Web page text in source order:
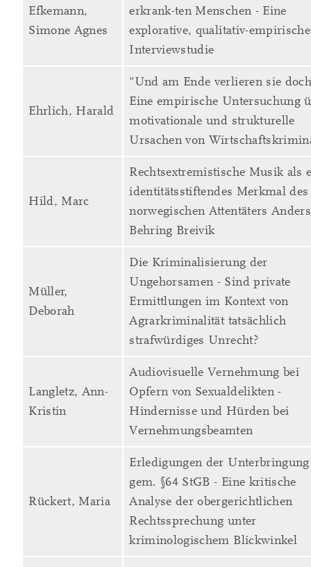
Efkemann,
Simone Agnes
erkrank-ten Menschen - Eine
explorative, qualitativ-empirische
Interviewstudie
Ehrlich, Harald
"Und am Ende verlieren sie
Eine empirische Untersuchung
motivationale und strukturelle
Ursachen von
Hild, Marc
Rechtsextremistische Musik als
identitätsstiftendes Merkmal des
norwegischen Attentäters Anders
Behring Breivik
Müller,
Deborah
Die Kriminalisierung der
Ungehorsamen - Sind private
Ermittlungen im Kontext von
Agrarkriminalität tatsächlich
strafwürdiges Unrecht?
Langletz, Ann-
Kristin
Audiovisuelle Vernehmung bei
Opfern von Sexualdelikten -
Hindernisse und Hürden bei
Vernehmungsbeamten
Rückert, Maria
Erledigungen der Unterbringung
gem. §64 StGB - Eine kritische
Analyse der obergerichtlichen
Rechtssprechung unter
kriminologischem Blickwinkel